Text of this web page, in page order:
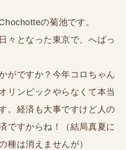
の菊池です。
々となった東京で、へばっ
がですか？今年コロちゃん
リンピックやらなくて本当
。経済も大事ですけど人の
ですからね！（結局真夏に
種は消えませんが）